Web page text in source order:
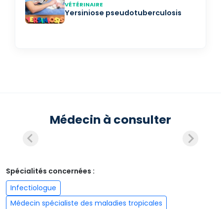
VÉTÉRINAIRE
Yersiniose pseudotuberculosis
Médecin à consulter
Spécialités concernées :
Infectiologue
Médecin spécialiste des maladies tropicales